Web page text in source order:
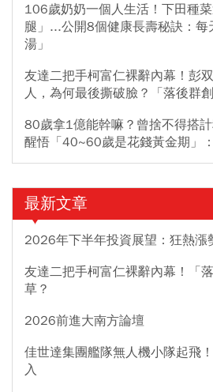
106歲奶奶一個人生活！下田種
腿」...公開8個健康長壽秘訣：
湯」
友達二把手柯富仁裸辭內幕！彭
人，為何最後撕破臉？「落後群
80歲拿1億能幹嘛？曾捨不得搭
醒悟「40~60歲是花錢黃金期」
最新文章
2026年下半年投資展望：狂熱漲
友達二把手柯富仁裸辭內幕！「
草？
2026前進大南方論壇
佳世達集團艦隊無人機小隊起飛
入